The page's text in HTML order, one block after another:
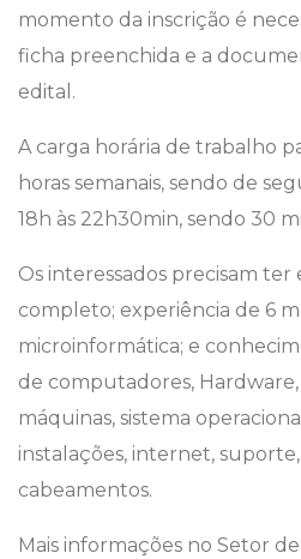
momento da inscrição é
ficha preenchida e a
edital.
A carga horária de trabalho
horas semanais, sendo de
18h às 22h30min, sendo 30
Os interessados precisam ter
completo; experiência de 6
microinformática; e
de computadores,
máquinas, sistema
instalações, internet,
cabeamentos.
Mais informações no Setor